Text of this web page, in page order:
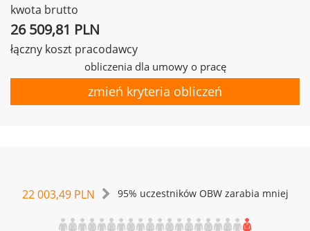
kwota brutto
26 509,81 PLN
łączny koszt pracodawcy
obliczenia dla umowy o pracę
zmień kryteria obliczeń
22 003,49 PLN 95% uczestników OBW zarabia mniej